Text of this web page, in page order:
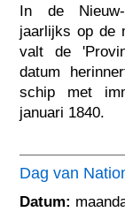
In de Nieuw-
jaarlijks op de
valt de
datum
schip met
januari 1840.
Dag van
Datum: